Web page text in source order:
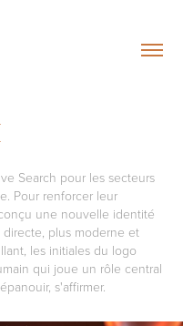
Search pour les secteurs
Pour renforcer leur
une nouvelle identité
plus moderne et
les initiales du logo
qui joue un rôle central
s'affirmer.